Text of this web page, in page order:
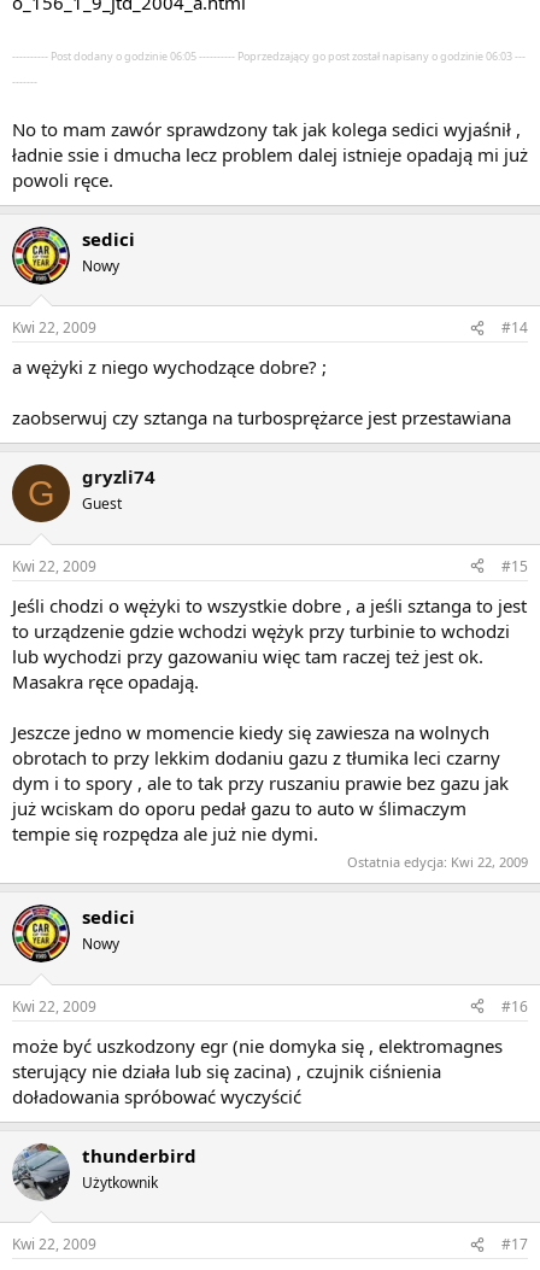
---------- Post dodany o godzinie 06:05 ---------- Poprzedzający go post został napisany o godzinie 06:03 ---
-------
No to mam zawór sprawdzony tak jak kolega sedici wyjaśnił ,
ładnie ssie i dmucha lecz problem dalej istnieje opadają mi już
powoli ręce.
sedici
Nowy
Kwi 22, 2009 #14
a wężyki z niego wychodzące dobre? ;
zaobserwuj czy sztanga na turbosprężarce jest przestawiana
G gryzli74
Guest
Kwi 22, 2009 #15
Jeśli chodzi o wężyki to wszystkie dobre , a jeśli sztanga to jest
to urządzenie gdzie wchodzi wężyk przy turbinie to wchodzi
lub wychodzi przy gazowaniu więc tam raczej też jest ok.
Masakra ręce opadają.
Jeszcze jedno w momencie kiedy się zawiesza na wolnych
obrotach to przy lekkim dodaniu gazu z tłumika leci czarny
dym i to spory , ale to tak przy ruszaniu prawie bez gazu jak
już wciskam do oporu pedał gazu to auto w ślimaczym
tempie się rozpędza ale już nie dymi.
Ostatnia edycja: Kwi 22, 2009
sedici
Nowy
Kwi 22, 2009 #16
może być uszkodzony egr (nie domyka się , elektromagnes
sterujący nie działa lub się zacina) , czujnik ciśnienia
doładowania spróbować wyczyścić
thunderbird
Użytkownik
Kwi 22, 2009 #17